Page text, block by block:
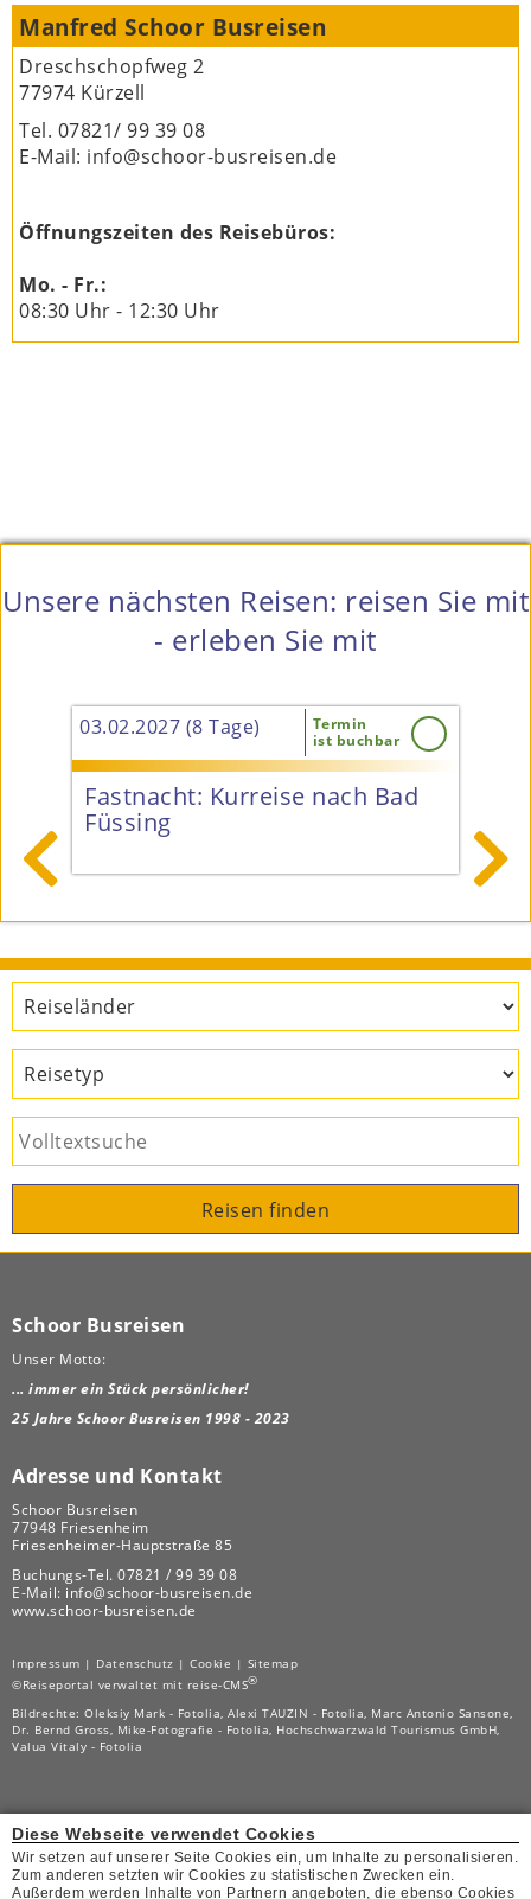
Manfred Schoor Busreisen
Dreschschopfweg 2
77974 Kürzell
Tel. 07821/ 99 39 08
E-Mail: info@schoor-busreisen.de
Öffnungszeiten des Reisebüros:
Mo. - Fr.:
08:30 Uhr - 12:30 Uhr
Unsere nächsten Reisen: reisen Sie mit
- erleben Sie mit
€
03.02.2027 (8 Tage)
Termin
ist buchbar
Fastnacht: Kurreise nach Bad
Füssing
 
Reisen finden
Schoor Busreisen
Unser Motto:
... immer ein Stück persönlicher!
25 Jahre Schoor Busreisen 1998 - 2023
Adresse und Kontakt
Schoor Busreisen
77948 Friesenheim
Friesenheimer-Hauptstraße 85
Buchungs-Tel. 07821 / 99 39 08
E-Mail: info@schoor-busreisen.de
www.schoor-busreisen.de
Impressum | Datenschutz | Cookie | Sitemap
©Reiseportal verwaltet mit reise-CMS®
Bildrechte: Oleksiy Mark - Fotolia, Alexi TAUZIN - Fotolia, Marc Antonio Sansone,
Dr. Bernd Gross, Mike-Fotografie - Fotolia, Hochschwarzwald Tourismus GmbH,
Valua Vitaly - Fotolia
Diese Webseite verwendet Cookies
Wir setzen auf unserer Seite Cookies ein, um Inhalte zu personalisieren.
Zum anderen setzten wir Cookies zu statistischen Zwecken ein.
Außerdem werden Inhalte von Partnern angeboten, die ebenso Cookies